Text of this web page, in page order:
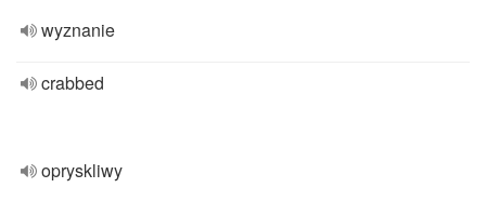
wyznanie
crabbed
opryskliwy